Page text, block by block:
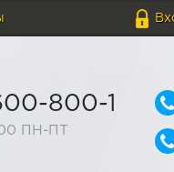
800-1
ПН-ПТ